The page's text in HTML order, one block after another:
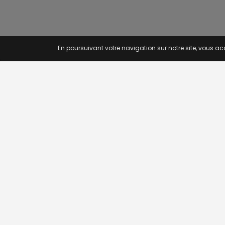
En poursuivant votre navigation sur notre site, vous